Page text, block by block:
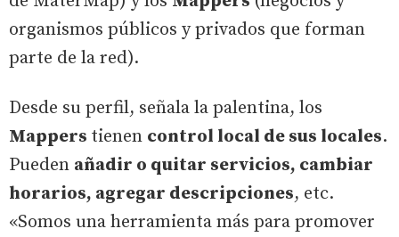
organismos públicos y privados que forman
parte de la red).
Desde su perfil, señala la palentina, los
Mappers tienen control local de sus locales.
Pueden añadir o quitar servicios, cambiar
horarios, agregar descripciones, etc.
«Somos una herramienta más para promover